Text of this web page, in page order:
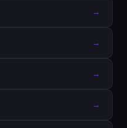
→
→
→
→